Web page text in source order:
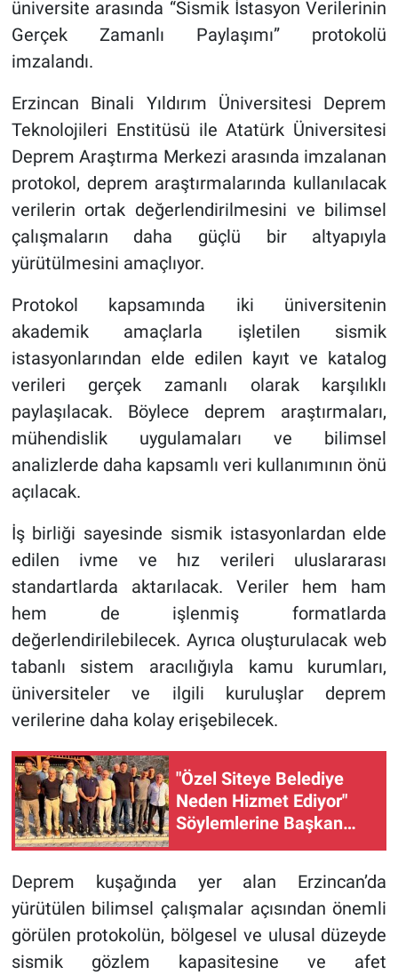
üniversite arasında “Sismik İstasyon Verilerinin
Gerçek Zamanlı Paylaşımı” protokolü
imzalandı.
Erzincan Binali Yıldırım Üniversitesi Deprem
Teknolojileri Enstitüsü ile Atatürk Üniversitesi
Deprem Araştırma Merkezi arasında imzalanan
protokol, deprem araştırmalarında kullanılacak
verilerin ortak değerlendirilmesini ve bilimsel
çalışmaların daha güçlü bir altyapıyla
yürütülmesini amaçlıyor.
Protokol kapsamında iki üniversitenin
akademik amaçlarla işletilen sismik
istasyonlarından elde edilen kayıt ve katalog
verileri gerçek zamanlı olarak karşılıklı
paylaşılacak. Böylece deprem araştırmaları,
mühendislik uygulamaları ve bilimsel
analizlerde daha kapsamlı veri kullanımının önü
açılacak.
İş birliği sayesinde sismik istasyonlardan elde
edilen ivme ve hız verileri uluslararası
standartlarda aktarılacak. Veriler hem ham
hem de işlenmiş formatlarda
değerlendirilebilecek. Ayrıca oluşturulacak web
tabanlı sistem aracılığıyla kamu kurumları,
üniversiteler ve ilgili kuruluşlar deprem
verilerine daha kolay erişebilecek.
"Özel Siteye Belediye
Neden Hizmet Ediyor"
Söylemlerine Başkan
Bayram'dan Net Yanıt
Deprem kuşağında yer alan Erzincan’da
yürütülen bilimsel çalışmalar açısından önemli
görülen protokolün, bölgesel ve ulusal düzeyde
sismik gözlem kapasitesine ve afet